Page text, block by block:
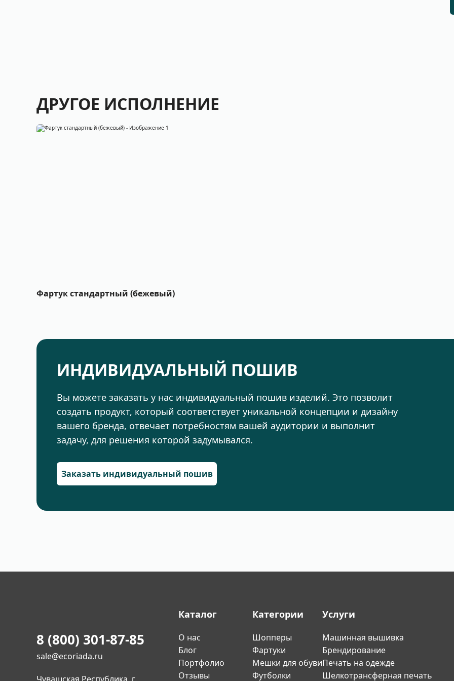
ДРУГОЕ ИСПОЛНЕНИЕ
Фартук стандартный (бежевый)
ИНДИВИДУАЛЬНЫЙ ПОШИВ
Вы можете заказать у нас индивидуальный пошив изделий. Это позволит
создать продукт, который соответствует уникальной концепции и дизайну
вашего бренда, отвечает потребностям вашей аудитории и выполнит
задачу, для решения которой задумывался.
Заказать индивидуальный пошив
8 (800) 301-87-85
sale@ecoriada.ru
Каталог
О нас
Блог
Портфолио
Отзывы
Категории
Шопперы
Фартуки
Мешки для обуви
Футболки
Услуги
Машинная вышивка
Брендирование
Печать на одежде
Шелкотрансферная печать